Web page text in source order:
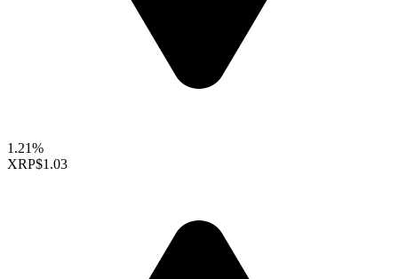
1.21%
XRP$1.03